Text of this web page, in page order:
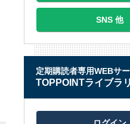
SNS 他
定期購読者専用WEBサ
TOPPOINTライブラ